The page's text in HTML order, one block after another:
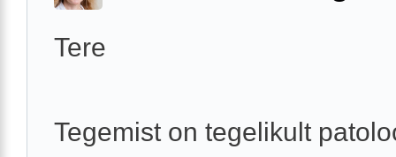
Tere
Tegemist on tegelikult